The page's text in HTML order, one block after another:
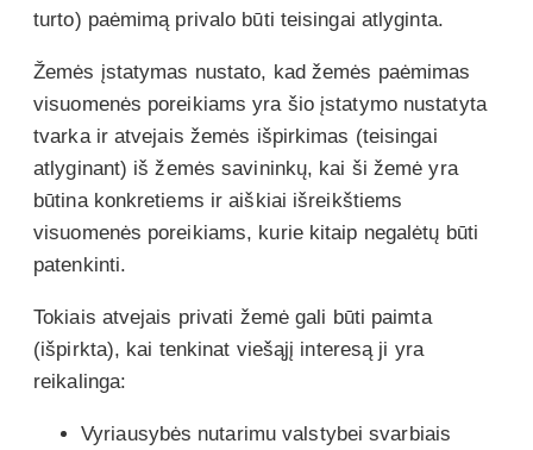
turto) paėmimą privalo būti teisingai atlyginta.
Žemės įstatymas nustato, kad žemės paėmimas
visuomenės poreikiams yra šio įstatymo nustatyta
tvarka ir atvejais žemės išpirkimas (teisingai
atlyginant) iš žemės savininkų, kai ši žemė yra
būtina konkretiems ir aiškiai išreikštiems
visuomenės poreikiams, kurie kitaip negalėtų būti
patenkinti.
Tokiais atvejais privati žemė gali būti paimta
(išpirkta), kai tenkinat viešąjį interesą ji yra
reikalinga:
Vyriausybės nutarimu valstybei svarbiais